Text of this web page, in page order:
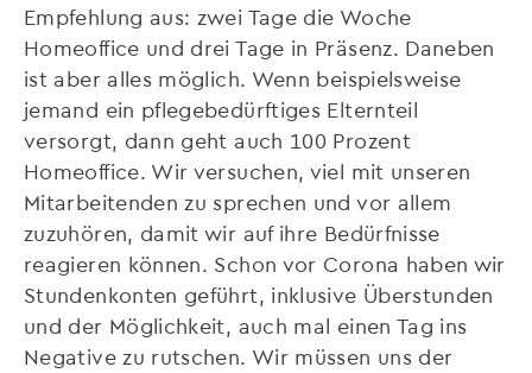
Empfehlung aus: zwei Tage die Woche
Homeoffice und drei Tage in Präsenz. Daneben
ist aber alles möglich. Wenn beispielsweise
jemand ein pflegebedürftiges Elternteil
versorgt, dann geht auch 100 Prozent
Homeoffice. Wir versuchen, viel mit unseren
Mitarbeitenden zu sprechen und vor allem
zuzuhören, damit wir auf ihre Bedürfnisse
reagieren können. Schon vor Corona haben wir
Stundenkonten geführt, inklusive Überstunden
und der Möglichkeit, auch mal einen Tag ins
Negative zu rutschen. Wir müssen uns der